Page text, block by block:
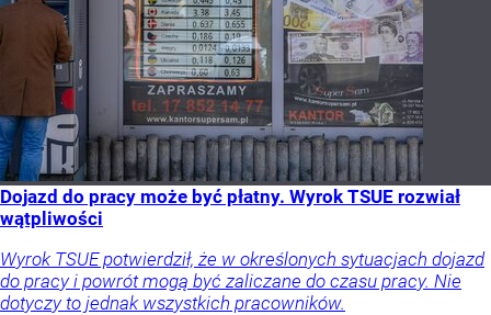
Dojazd do pracy może być płatny. Wyrok TSUE rozwiał
wątpliwości
Wyrok TSUE potwierdził, że w określonych sytuacjach dojazd
do pracy i powrót mogą być zaliczane do czasu pracy. Nie
dotyczy to jednak wszystkich pracowników.